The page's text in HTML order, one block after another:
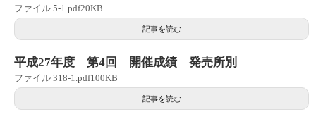
ファイル 5-1.pdf20KB
記事を読む
平成27年度 第4回 開催成績 発売所別
ファイル 318-1.pdf100KB
記事を読む